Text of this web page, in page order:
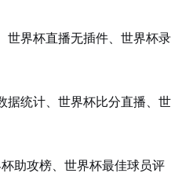
世界杯直播无插件、世界杯录
据统计、世界杯比分直播、世
助攻榜、世界杯最佳球员评